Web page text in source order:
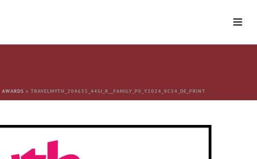
AWARDS » TRAVELMYTH_204635_44SJ_R__FAMILY_P0_Y2024_8C54_DE_PRINT